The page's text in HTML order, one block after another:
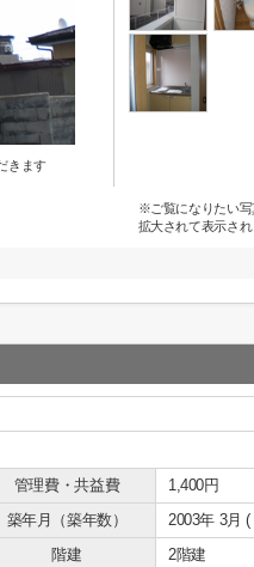
きます
※ご覧になりたい写
拡大されて表示され
管理費・共益費
1,400円
築年月（築年数）
2003年 3月
階建 2階建